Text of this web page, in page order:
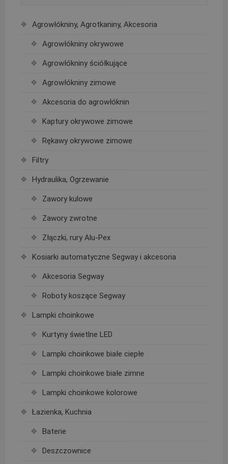
Agrowłókniny, Agrotkaniny, Akcesoria
Agrowłókniny okrywowe
Agrowłókniny ściółkujące
Agrowłókniny zimowe
Akcesoria do agrowłóknin
Kaptury okrywowe zimowe
Rękawy okrywowe zimowe
Filtry
Hydraulika, Ogrzewanie
Zawory kulowe
Zawory zwrotne
Złączki, rury Alu-Pex
Kosiarki automatyczne Segway i akcesoria
Akcesoria Segway
Roboty koszące Segway
Lampki choinkowe
Kurtyny świetlne LED
Lampki choinkowe białe ciepłe
Lampki choinkowe białe zimne
Lampki choinkowe kolorowe
Łazienka, Kuchnia
Baterie
Deszczownice